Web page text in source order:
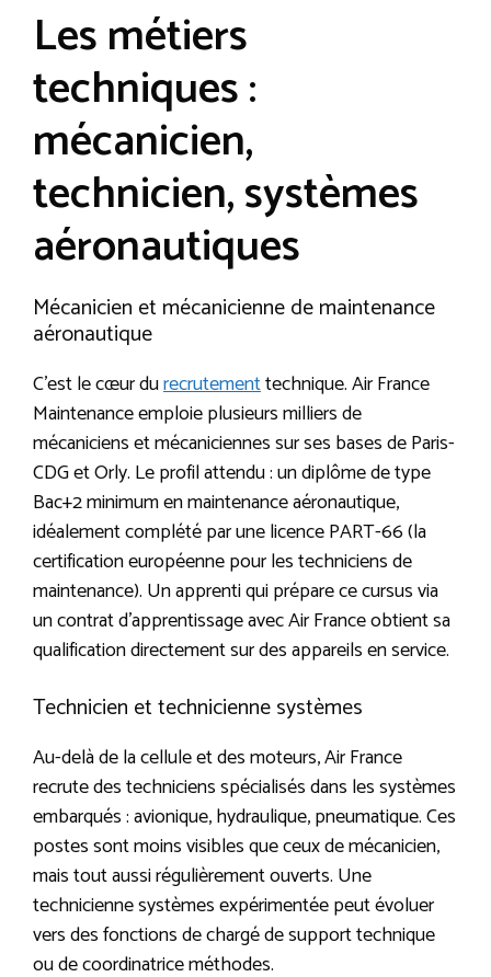
Les métiers
techniques :
mécanicien,
technicien, systèmes
aéronautiques
Mécanicien et mécanicienne de maintenance
aéronautique
C’est le cœur durecrutementtechnique. Air France
Maintenance emploie plusieurs milliers de
mécaniciens et mécaniciennes sur ses bases de Paris-
CDG et Orly. Le profil attendu : un diplôme de type
Bac+2 minimum en maintenance aéronautique,
idéalement complété par une licence PART-66 (la
certification européenne pour les techniciens de
maintenance). Un apprenti qui prépare ce cursus via
un contrat d’apprentissage avec Air France obtient sa
qualification directement sur des appareils en service.
Technicien et technicienne systèmes
Au-delà de la cellule et des moteurs, Air France
recrute des techniciens spécialisés dans les systèmes
embarqués : avionique, hydraulique, pneumatique. Ces
postes sont moins visibles que ceux de mécanicien,
mais tout aussi régulièrement ouverts. Une
technicienne systèmes expérimentée peut évoluer
vers des fonctions de chargé de support technique
ou de coordinatrice méthodes.